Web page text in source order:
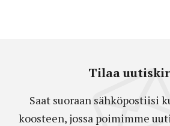
Tilaa
Saat suoraan sähköpostiisi
koosteen, jossa poimimme